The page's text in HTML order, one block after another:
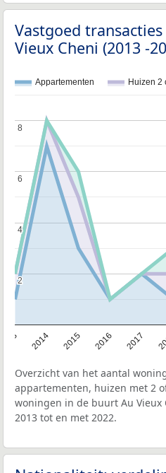
Vastgoed
Vieux Cheni (2013 -
Appartementen Huizen
2014 2015 2016 2017
2
2
4
4
6
6
8
8
Overzicht van het aantal
appartementen, huizen met 2
woningen in de buurt Au Vieux
2013 tot en met 2022.